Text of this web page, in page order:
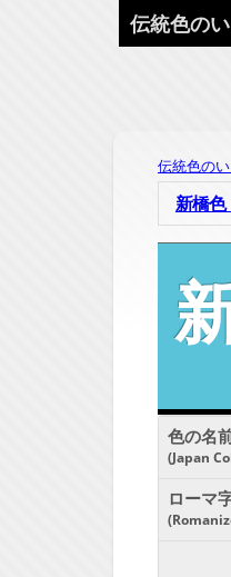
伝統色の
伝統色の
新橋色
色の名
Japan
ローマ